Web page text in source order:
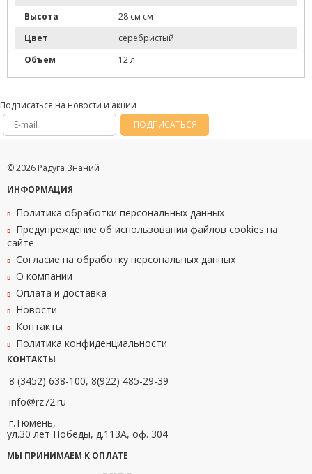
Высота
28 см см
Цвет
серебристый
Объем
12 л
Подписаться на новости и акции
ПОДПИСАТЬСЯ
© 2026 Радуга Знаний
ИНФОРМАЦИЯ
Политика обработки персональных данных
Предупреждение об использовании файлов cookies на
сайте
Согласие на обработку персональных данных
О компании
Оплата и доставка
Новости
Контакты
Политика конфиденциальности
КОНТАКТЫ
8 (3452) 638-100, 8(922) 485-29-39
info@rz72.ru
г.Тюмень,
ул.30 лет Победы, д.113А, оф. 304
МЫ ПРИНИМАЕМ К ОПЛАТЕ